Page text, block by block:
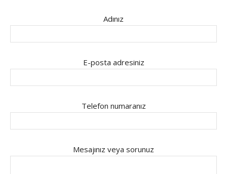
Adınız
E-posta adresiniz
Telefon numaranız
Mesajınız veya sorunuz